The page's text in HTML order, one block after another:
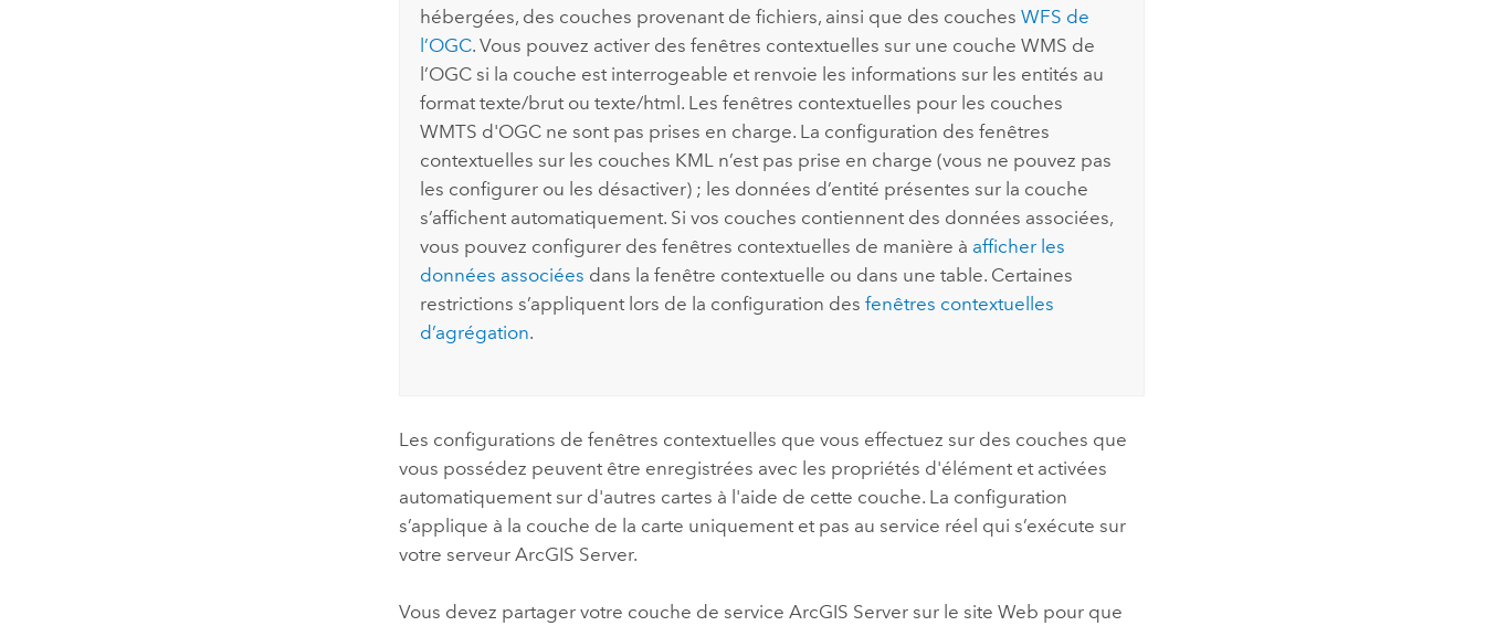
hébergées, des couches provenant de fichiers, ainsi que des couches WFS de
l’OGC. Vous pouvez activer des fenêtres contextuelles sur une couche WMS de
l’OGC si la couche est interrogeable et renvoie les informations sur les entités au
format texte/brut ou texte/html. Les fenêtres contextuelles pour les couches
WMTS d'OGC ne sont pas prises en charge. La configuration des fenêtres
contextuelles sur les couches KML n’est pas prise en charge (vous ne pouvez pas
les configurer ou les désactiver) ; les données d’entité présentes sur la couche
s’affichent automatiquement. Si vos couches contiennent des données associées,
vous pouvez configurer des fenêtres contextuelles de manière à afficher les
données associées dans la fenêtre contextuelle ou dans une table. Certaines
restrictions s’appliquent lors de la configuration des fenêtres contextuelles
d’agrégation.
Les configurations de fenêtres contextuelles que vous effectuez sur des couches que
vous possédez peuvent être enregistrées avec les propriétés d'élément et activées
automatiquement sur d'autres cartes à l'aide de cette couche. La configuration
s’applique à la couche de la carte uniquement et pas au service réel qui s’exécute sur
votre serveurArcGIS Server.
Vous devez partager votre couche de serviceArcGIS Server sur le site Web pour que